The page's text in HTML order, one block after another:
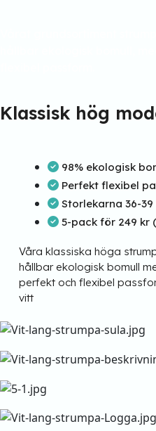
Klassisk hög
98% ekologisk
Perfekt flexibel
Storlekarna 36-39
5-pack för 249 kr
Våra klassiska höga
hållbar ekologisk bomull
perfekt och flexibel
vitt